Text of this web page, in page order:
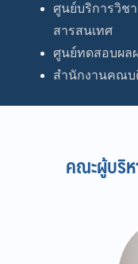
ศูนย์บริการวิช
สารสนเทศ
ศูนย์ทดสอบผล
สำนักงานคณบ
คณะผู้บริ